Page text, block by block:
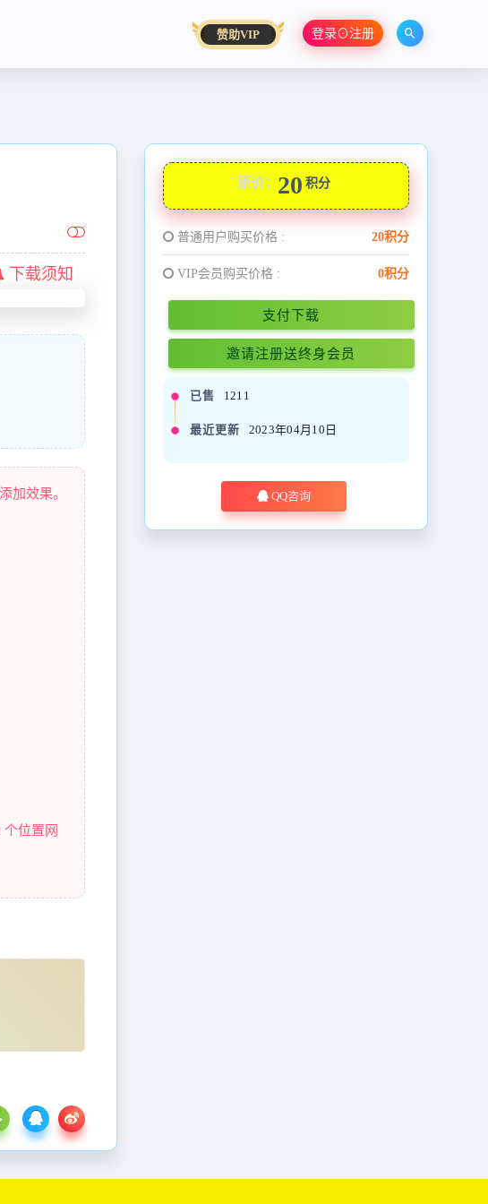
赞助VIP 登录⊙注册
下载须知
加效果。
位置网
原价： 20 积分
普通用户购买价格 : 20积分
VIP会员购买价格 : 0积分
支付下载
邀请注册送终身会员
已售 1211
最近更新 2023年04月10日
QQ咨询